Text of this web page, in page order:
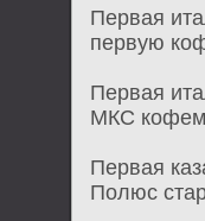
Первая
первую
Первая
МКС
Первая
Полюс